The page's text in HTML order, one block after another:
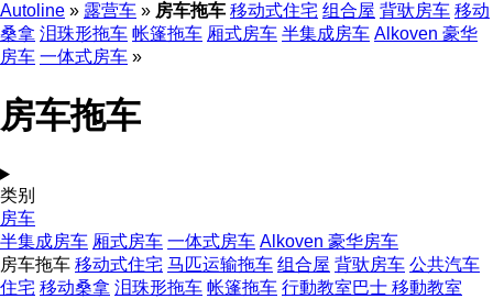
Autoline » 露营车 » 房车拖车 移动式住宅 组合屋 背驮房车 移动
桑拿 泪珠形拖车 帐篷拖车 厢式房车 半集成房车 Alkoven 豪华
房车 一体式房车 »
房车拖车
类别
房车
半集成房车 厢式房车 一体式房车 Alkoven 豪华房车
房车拖车 移动式住宅 马匹运输拖车 组合屋 背驮房车 公共汽车
住宅 移动桑拿 泪珠形拖车 帐篷拖车 行動教室巴士 移動教室